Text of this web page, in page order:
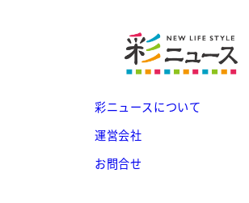
彩ニュースについて
運営会社
お問合せ